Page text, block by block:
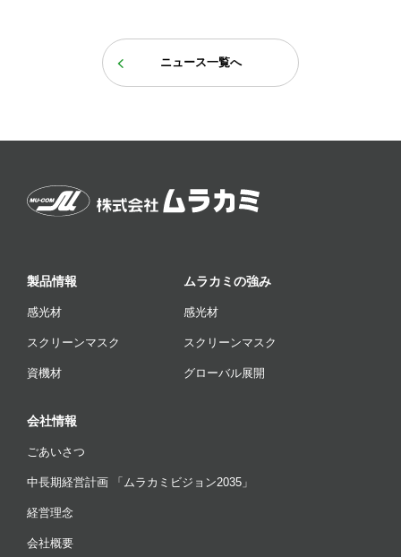
ニュース一覧へ
製品情報
感光材
スクリーンマスク
資機材
ムラカミの強み
感光材
スクリーンマスク
グローバル展開
会社情報
ごあいさつ
中長期経営計画 「ムラカミビジョン2035」
経営理念
会社概要